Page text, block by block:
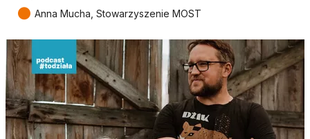
● Anna Mucha, Stowarzyszenie MOST